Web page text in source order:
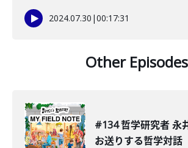
2024.07.30 |00:17:31
Other Episodes
#134 哲学研究者 永
お送りする哲学対話